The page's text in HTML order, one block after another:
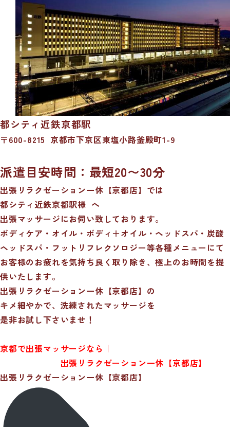
都シティ近鉄京都駅
〒600-8215 京都市下京区東塩小路釜殿町1-9
派遣目安時間：最短20〜30分
出張リラクゼーション一休【京都店】では
都シティ近鉄京都駅様 へ
出張マッサージにお伺い致しております。
ボディケア・オイル・ボディ＋オイル・ヘッドスパ・炭酸
ヘッドスパ・フットリフレクソロジー等各種メニューにて
お客様のお疲れを気持ち良く取り除き、極上のお時間を提
供いたします。
出張リラクゼーション一休【京都店】の
キメ細やかで、 洗練されたマッサージを
是非お試し下さいませ！
京都で出張マッサージなら｜
出張リラクゼーション一休【京都店】
出張リラクゼーション一休【京都店】